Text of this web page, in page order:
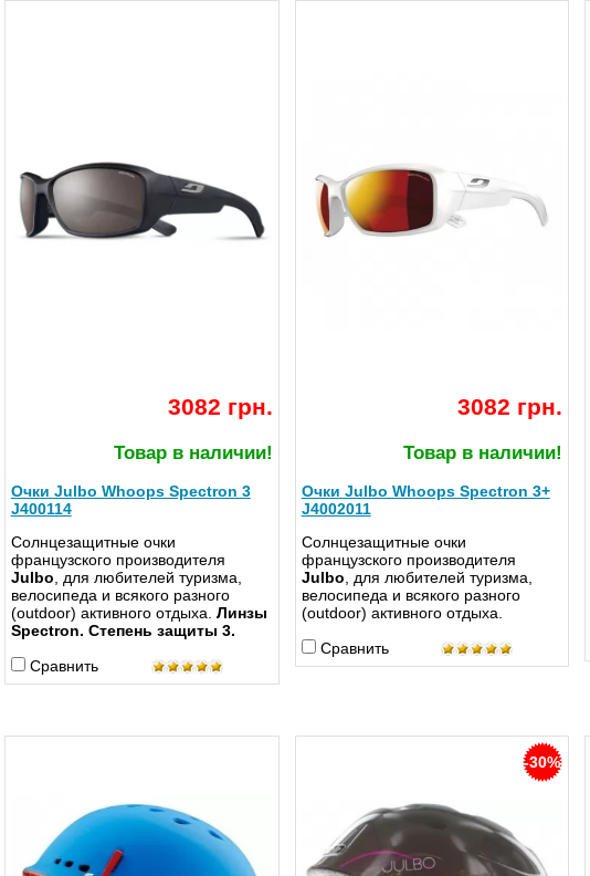
3082 грн.
Товар в наличии!
Очки Julbo Whoops Spectron 3
J400114
Солнцезащитные очки
французского производителя
Julbo , для любителей туризма,
велосипеда и всякого разного
(outdoor) активного отдыха. Линзы
Spectron. Степень защиты 3.
Сравнить
3082 грн.
Товар в наличии!
Очки Julbo Whoops Spectron 3+
J4002011
Солнцезащитные очки
французского производителя
Julbo , для любителей туризма,
велосипеда и всякого разного
(outdoor) активного отдыха.
Сравнить
-30%